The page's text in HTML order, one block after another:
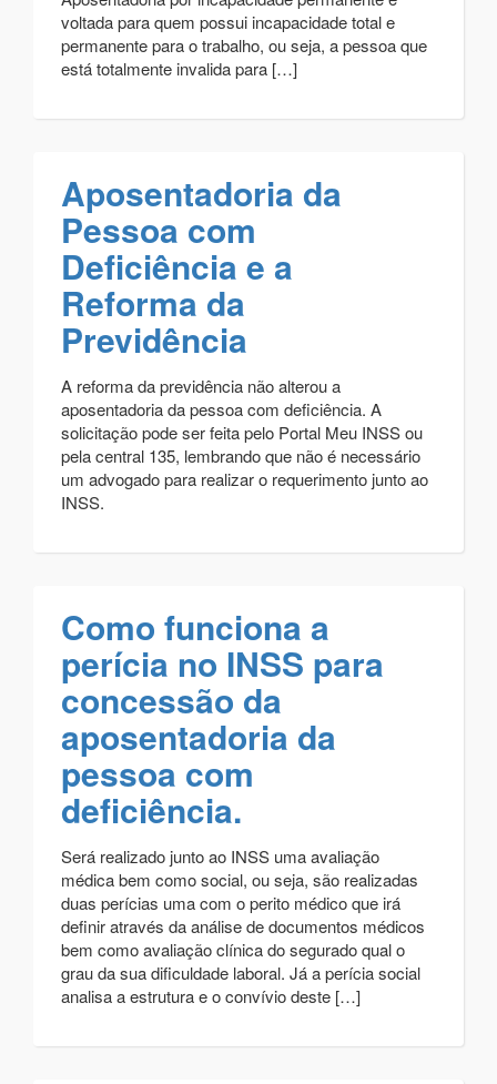
voltada para quem possui incapacidade total e
permanente para o trabalho, ou seja, a pessoa que
está totalmente invalida para […]
Aposentadoria da
Pessoa com
Deficiência e a
Reforma da
Previdência
A reforma da previdência não alterou a
aposentadoria da pessoa com deficiência. A
solicitação pode ser feita pelo Portal Meu INSS ou
pela central 135, lembrando que não é necessário
um advogado para realizar o requerimento junto ao
INSS.
Como funciona a
perícia no INSS para
concessão da
aposentadoria da
pessoa com
deficiência.
Será realizado junto ao INSS uma avaliação
médica bem como social, ou seja, são realizadas
duas perícias uma com o perito médico que irá
definir através da análise de documentos médicos
bem como avaliação clínica do segurado qual o
grau da sua dificuldade laboral. Já a perícia social
analisa a estrutura e o convívio deste […]